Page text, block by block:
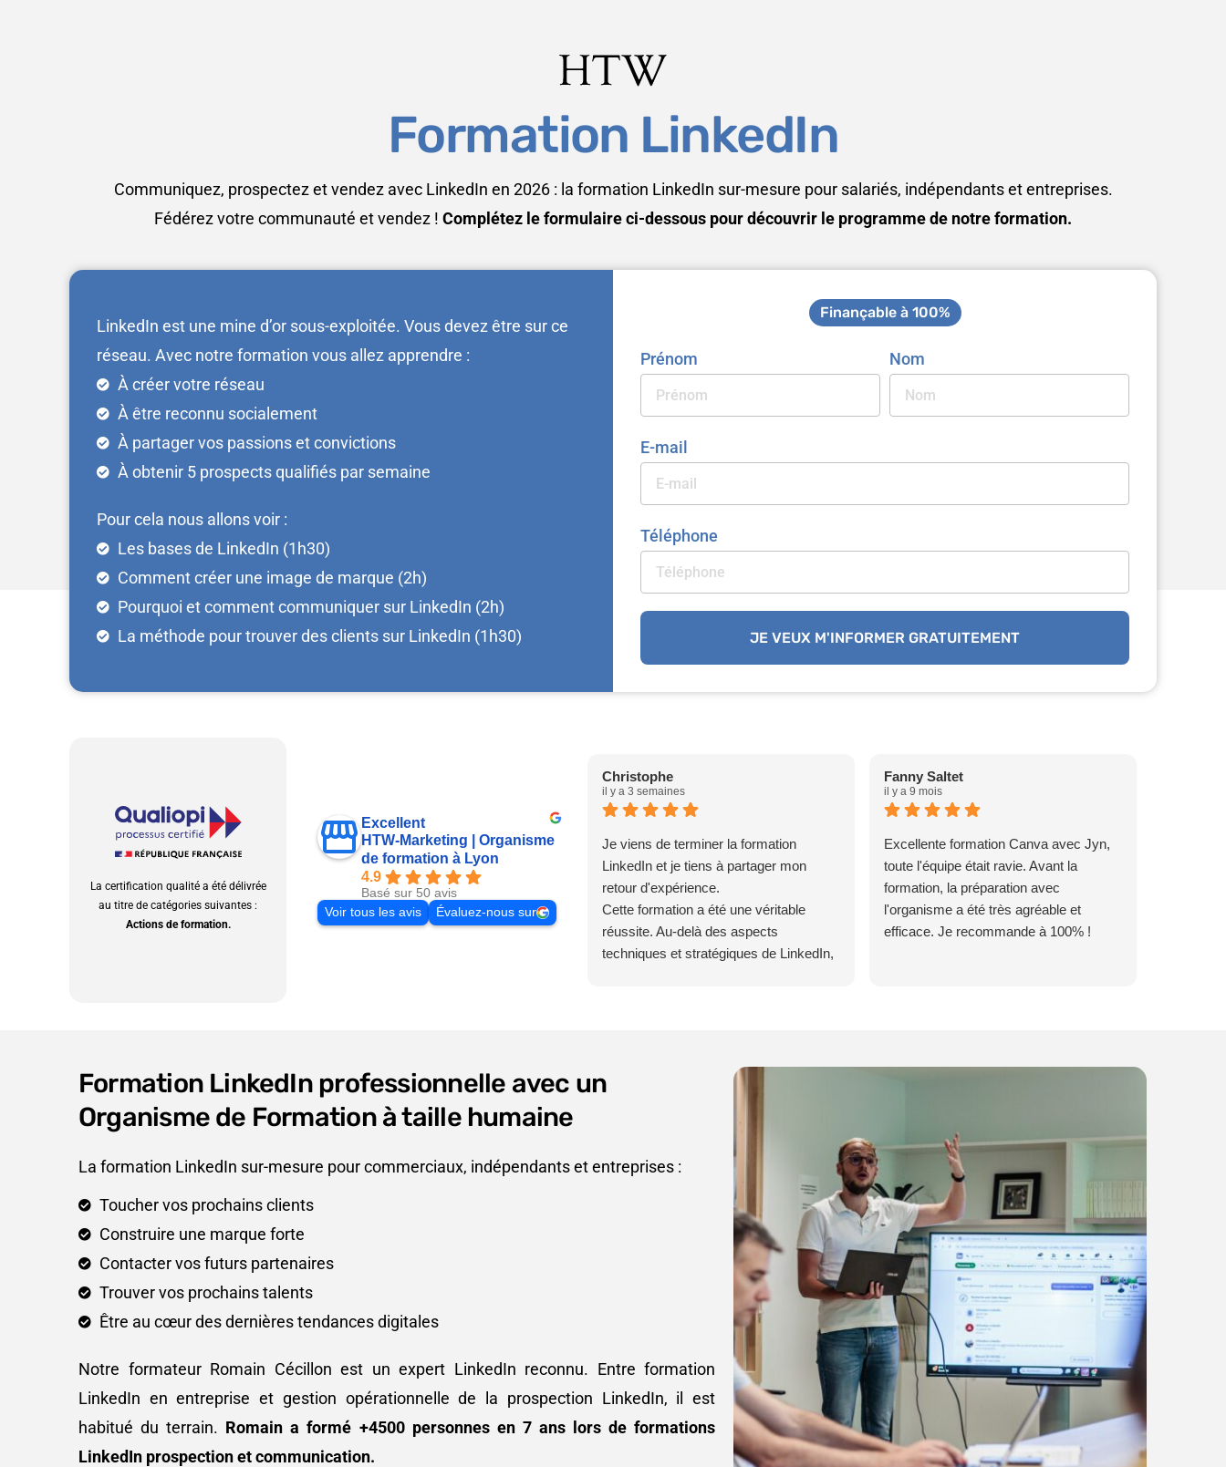
Formation LinkedIn
Communiquez, prospectez et vendez avec LinkedIn en 2026 : la formation LinkedIn sur-mesure pour salariés, indépendants et entreprises.
Fédérez votre communauté et vendez ! Complétez le formulaire ci-dessous pour découvrir le programme de notre formation.
LinkedIn est une mine d’or sous-exploitée. Vous devez être sur ce
réseau. Avec notre formation vous allez apprendre :
À créer votre réseau
À être reconnu socialement
À partager vos passions et convictions
À obtenir 5 prospects qualifiés par semaine
Pour cela nous allons voir :
Les bases de LinkedIn (1h30)
Comment créer une image de marque (2h)
Pourquoi et comment communiquer sur LinkedIn (2h)
La méthode pour trouver des clients sur LinkedIn (1h30)
Finançable à 100%
Prénom Nom
E-mail
Téléphone
JE VEUX M'INFORMER GRATUITEMENT
La certification qualité a été délivrée
au titre de catégories suivantes :
Actions de formation.
Excellent
HTW-Marketing | Organisme
de formation à Lyon
4.9
Basé sur 50 avis
Voir tous les avis
Évaluez-nous sur
Christophe
il y a 3 semaines
Je viens de terminer la formation
LinkedIn et je tiens à partager mon
retour d'expérience.
Cette formation a été une véritable
réussite. Au-delà des aspects
techniques et stratégiques de LinkedIn,
partager mon expertise et de
HTW se sont déroulés dans une
excellente ambiance, professionnels,
disponibles et toujours à l'écoute. Cet
accompagnement a largement
contribué à la qualité de cette
Un grand merci tout particulièrement à
Salomé Lovato pour sa pédagogie, sa
bienveillance et sa capacité à rendre
chaque notion accessible. Elle a su
transmettre bien plus que des
connaissances, une véritable méthode
de travail et une nouvelle façon
Fanny Saltet
il y a 9 mois
Excellente formation Canva avec Jyn,
toute l'équipe était ravie. Avant la
formation, la préparation avec
l'organisme a été très agréable et
efficace. Je recommande à 100% !
Formation LinkedIn professionnelle avec un
Organisme de Formation à taille humaine
La formation LinkedIn sur-mesure pour commerciaux, indépendants et entreprises :
Toucher vos prochains clients
Construire une marque forte
Contacter vos futurs partenaires
Trouver vos prochains talents
Être au cœur des dernières tendances digitales
Notre formateur Romain Cécillon est un expert LinkedIn reconnu. Entre formation
LinkedIn en entreprise et gestion opérationnelle de la prospection LinkedIn, il est
habitué du terrain. Romain a formé +4500 personnes en 7 ans lors de formations
LinkedIn prospection et communication.